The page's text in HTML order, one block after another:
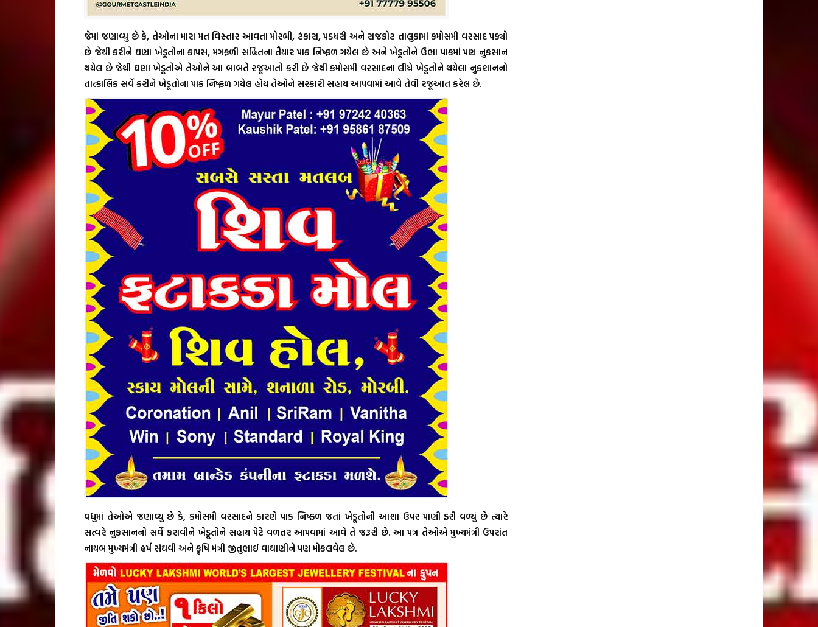
જેમાં જણાવ્યુ છે કે, તેઓના મારા મત વિસ્તાર આવતા મોરબી, ટંકારા, પડધરી અને રાજકોટ તાલુકામાં કમોસમી વરસાદ પડ્યો
છે જેથી કરીને ઘણા ખેડૂતોના કાપસ, મગફળી સહિતના તૈયાર પાક નિષ્ફળ ગયેલ છે અને ખેડૂતોને ઉભા પાકમાં પણ નુકસાન
થયેલ છે જેથી ઘણા ખેડૂતોએ તેઓને આ બાબતે રજૂઆતો કરી છે જેથી કમોસમી વરસાદના લીધે ખેડૂતોને થયેલા નુકશાનનો
તાત્કાલિક સર્વે કરીને ખેડૂતોના પાક નિષ્ફળ ગયેલ હોય તેઓને સરકારી સહાય આપવામાં આવે તેવી રજૂઆત કરેલ છે.
વધુમાં તેઓએ જણાવ્યુ છે કે, કમોસમી વરસાદને કારણે પાક નિષ્ફળ જતાં ખેડૂતોની આશા ઉપર પાણી ફરી વળ્યું છે ત્યારે
સત્વરે નુકસાનનો સર્વે કરાવીને ખેડૂતોને સહાય પેટે વળતર આપવામાં આવે તે જરૂરી છે. આ પત્ર તેઓએ મુખ્યમંત્રી ઉપરાંત
નાયબ મુખ્યમંત્રી હર્ષ સંઘવી અને કૃષિ મંત્રી જીતુભાઈ વાઘાણીને પણ મોકલવેલ છે.